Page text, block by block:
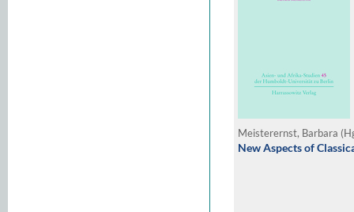
Meisterernst, Barbara
New Aspects of